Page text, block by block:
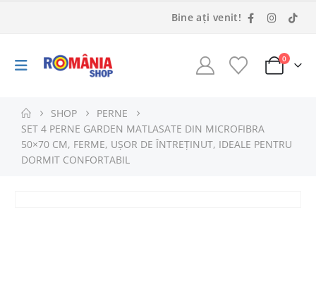
Bine ați venit!
0
SHOP
PERNE
SET 4 PERNE GARDEN MATLASATE DIN MICROFIBRA
50×70 CM, FERME, UȘOR DE ÎNTREȚINUT, IDEALE PENTRU
DORMIT CONFORTABIL